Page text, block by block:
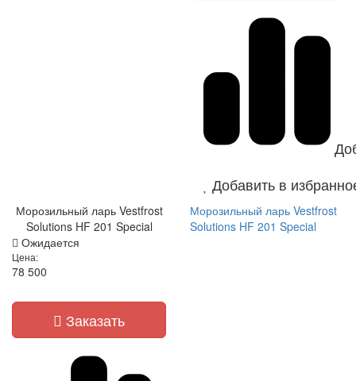
Добавить в
Морозильный ларь Vestfrost
Solutions HF 201 Special
Морозильный ларь Vestfrost
Solutions HF 201 Special
Ожидается
Цена:
78 500
Заказать